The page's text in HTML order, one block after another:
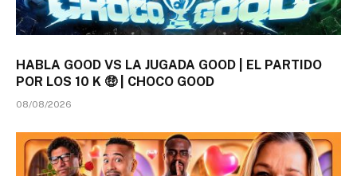
HABLA GOOD VS LA JUGADA GOOD | EL PARTIDO
POR LOS 10 K 🤑 | CHOCO GOOD
08/08/2026